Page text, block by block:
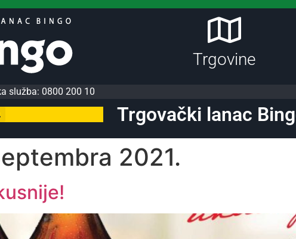
Trgovine
služba: 0800 200 10
Trgovački lanac
2021.